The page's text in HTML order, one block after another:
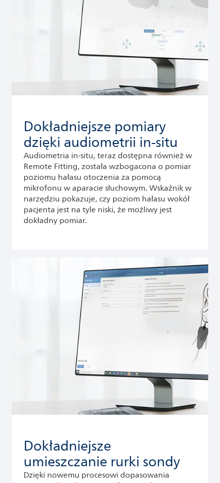
Dokładniejsze pomiary
dzięki audiometrii in-situ
Audiometria in-situ, teraz dostępna również w
Remote Fitting, została wzbogacona o pomiar
poziomu hałasu otoczenia za pomocą
mikrofonu w aparacie słuchowym. Wskaźnik w
narzędziu pokazuje, czy poziom hałasu wokół
pacjenta jest na tyle niski, że możliwy jest
dokładny pomiar.
Dokładniejsze
umieszczanie rurki sondy
Dzięki nowemu procesowi dopasowania